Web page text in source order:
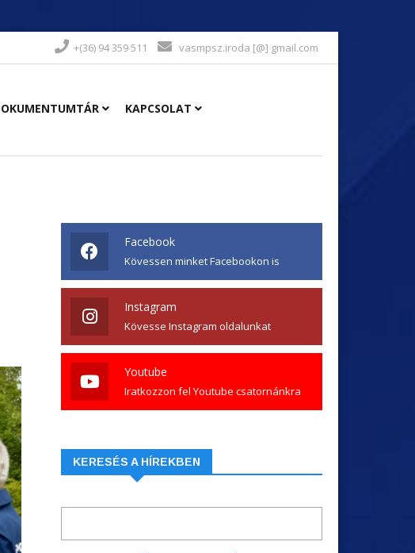
+(36) 94 359 511 vasmpsz.iroda [@] gmail.com
KAPCSOLAT
Facebook
Kövessen minket Facebookon is
Instagram
Kövesse Instagram oldalunkat
Youtube
Iratkozzon fel Youtube csatornánkra
KERESÉS A HÍREKBEN